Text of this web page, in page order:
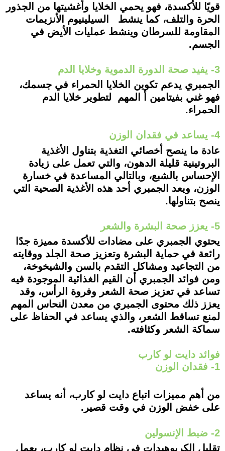
قويًا للأكسدة، فهو يحمي الخلايا وأغشيتها من الجذور
الحرة والتلف، كما ينشط السيلينيوم الأنزيمات
المقاومة للسرطان وينشط عمليات الأيض في
الجسم.
3- يفيد صحة الدورة الدموية وخلايا الدم
الجمبري يدعم تكوين الخلايا الحمراء في جسمك،
فهو غني بفيتامين أ المهم لتطوير خلايا الدم
الحمراء.
4- يساعد في فقدان الوزن
عادة ما ينصح أخصائي التغذية بتناول الأغذية
البروتينية قليلة الدهون، والتي تعمل على زيادة
الإحساس بالشبع، وبالتالي المساعدة في خسارة
الوزن، ويعد الجمبري أحد هذه الأغذية الصحية التي
ينصح بتناولها.
5- يعزز صحة البشرة والشعر
يحتوي الجمبري على مضادات للأكسدة مميزة جدًا
رائعة في حماية البشرة وتعزيز صحة الجلد ووقايته
من التجاعيد ومشاكل التقدم بالسن والشيخوخة،
ومن فوائد الجمبري أن القيم الغذائية الموجودة فيه
تساعد في تعزيز صحة الشعر وفروة الرأس، وقد
يعزز ذلك محتوى الجمبري من معدن النحاس المهم
لمنع تساقط الشعر، والذي يساعد في الحفاظ على
سماكة الشعر وكثافته.
فوائد دايت لو كارب
1- فقدان الوزن
من أهم مميزات اتباع دايت لو كارب، أنه يساعد
على خفض الوزن في وقت قصير.
2- ضبط الإنسولين
تقليل الكربوهيدات في نظام دايت لو كارب، يعمل